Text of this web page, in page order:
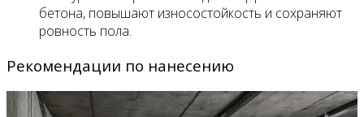
бетона, повышают износостойкость и сохраняют
ровность пола.
Рекомендации по нанесению